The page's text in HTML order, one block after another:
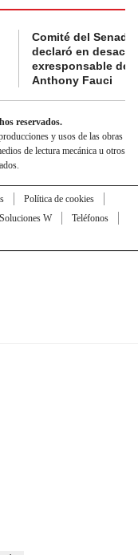
Comité del Senado
declaró en
exresponsable de
Anthony Fauci
reservados.
y usos de las obras
de lectura mecánica u otros
Política de cookies
Soluciones W
Teléfonos